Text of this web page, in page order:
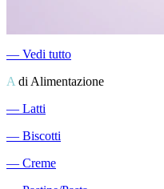
― Vedi tutto
A di Alimentazione
― Latti
― Biscotti
― Creme